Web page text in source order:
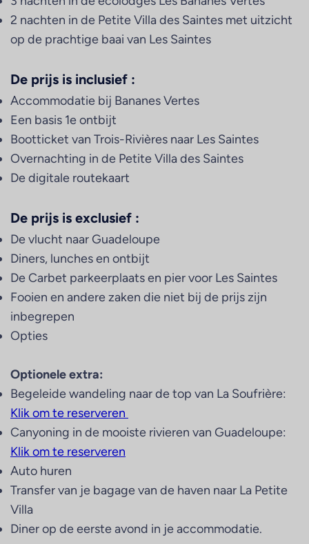
2 nachten in de Petite Villa des Saintes met uitzicht
op de prachtige baai van Les Saintes
De prijs is inclusief :
Accommodatie bij Bananes Vertes
Een basis 1e ontbijt
Bootticket van Trois-Rivières naar Les Saintes
Overnachting in de Petite Villa des Saintes
De digitale routekaart
De prijs is exclusief :
De vlucht naar Guadeloupe
Diners, lunches en ontbijt
De Carbet parkeerplaats en pier voor Les Saintes
Fooien en andere zaken die niet bij de prijs zijn
inbegrepen
Opties
Optionele extra:
Begeleide wandeling naar de top van La Soufrière:
Klik om te reserveren
Canyoning in de mooiste rivieren van Guadeloupe:
Klik om te reserveren
Auto huren
Transfer van je bagage van de haven naar La Petite
Villa
Diner op de eerste avond in je accommodatie.